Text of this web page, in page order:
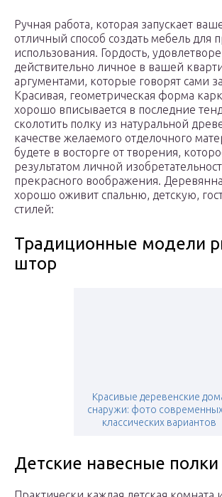
Ручная работа, которая запускает
отличный способ создать мебель для
использования. Гордость,
действительно личное в вашей
аргументами, которые говорят сами
Красивая, геометрическая форма
хорошо вписывается в последние
сколотить полку из натуральной
качестве желаемого отделочного
будете в восторге от творения,
результатом личной
прекрасного воображения.
хорошо оживит спальню, детскую,
стилей:
Традиционные модели
штор
Красивые деревенские
снаружи: фото
классических вариантов
Детские навесные полки